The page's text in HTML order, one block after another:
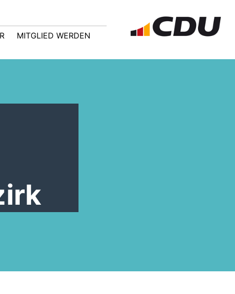
MITGLIED WERDEN